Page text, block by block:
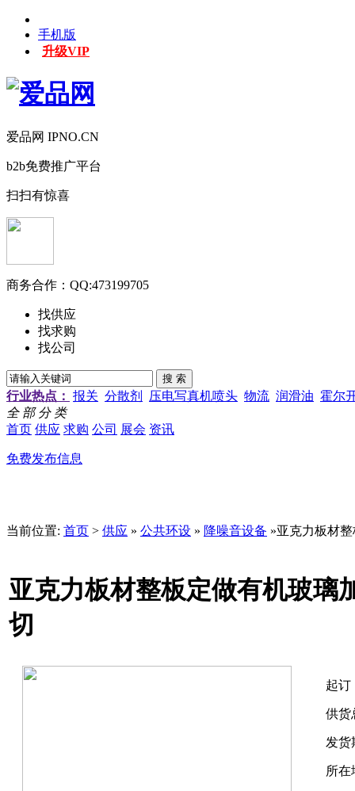
手机版
升级VIP
爱品网 IPNO.CN
b2b免费推广平台
扫扫有惊喜
商务合作： QQ:473199705
找供应
找求购
找公司
行业热点： 报关 分散剂 压电写真机喷头 物流 润滑油 霍尔
全 部 分 类
首页 供应 求购 公司 展会 资讯
免费发布信息
当前位置: 首页 > 供应 » 公共环设 » 降噪音设备 »亚克力板材
亚克力板材整板定做有机玻璃
切
起订
供货
发货
所在